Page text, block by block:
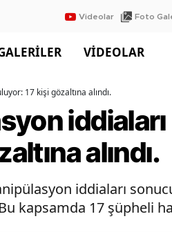
Videolar Foto
VİDEOLAR
17 kişi gözaltına alındı.
iddiaları
alındı.
iddiaları
kapsamda 17 şüpheli